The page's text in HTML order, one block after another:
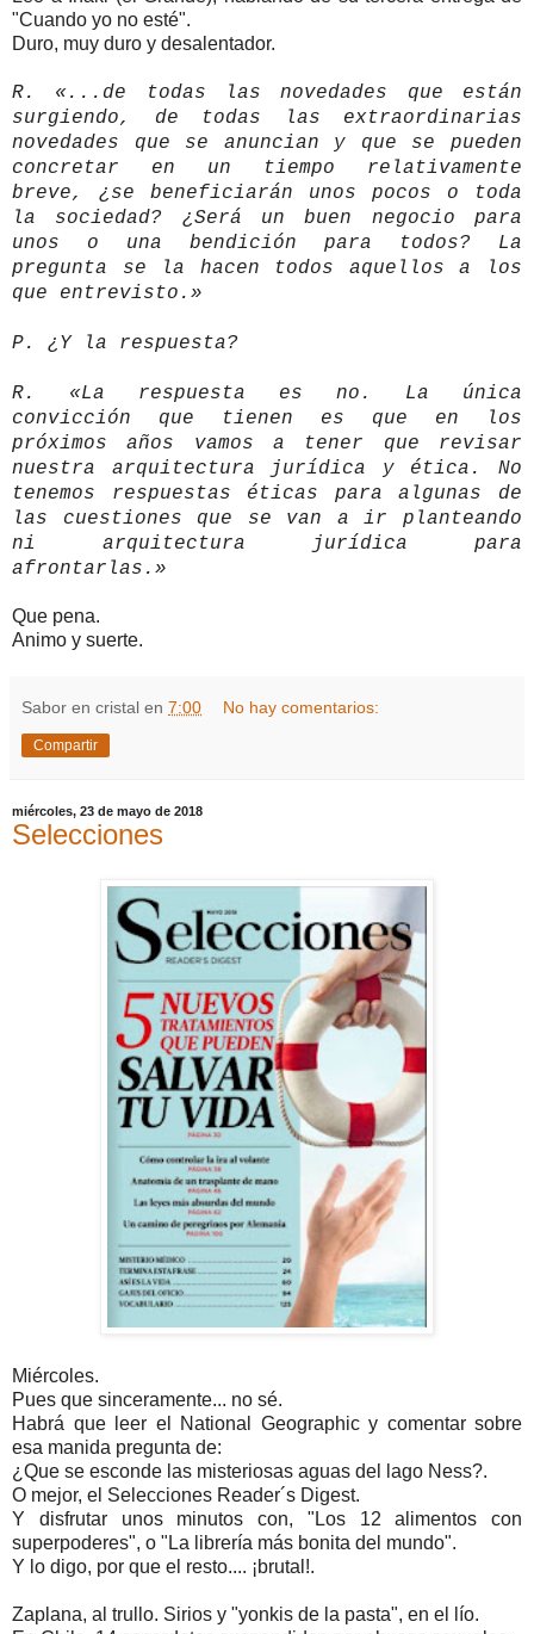
"Cuando yo no esté".
Duro, muy duro y desalentador.
R. «...de todas las novedades que están
surgiendo, de todas las extraordinarias
novedades que se anuncian y que se pueden
concretar en un tiempo relativamente
breve, ¿se beneficiarán unos pocos o toda
la sociedad? ¿Será un buen negocio para
unos o una bendición para todos? La
pregunta se la hacen todos aquellos a los
que entrevisto.»
P. ¿Y la respuesta?
R. «La respuesta es no. La única
convicción que tienen es que en los
próximos años vamos a tener que revisar
nuestra arquitectura jurídica y ética. No
tenemos respuestas éticas para algunas de
las cuestiones que se van a ir planteando
ni arquitectura jurídica para
afrontarlas.»
Que pena.
Animo y suerte.
Sabor en cristal en 7:00 No hay comentarios:
Compartir
miércoles, 23 de mayo de 2018
Selecciones
Miércoles.
Pues que sinceramente... no sé.
Habrá que leer el National Geographic y comentar sobre
esa manida pregunta de:
¿Que se esconde las misteriosas aguas del lago Ness?.
O mejor, el Selecciones Reader´s Digest.
Y disfrutar unos minutos con, "Los 12 alimentos con
superpoderes", o "La librería más bonita del mundo".
Y lo digo, por que el resto.... ¡brutal!.
Zaplana, al trullo. Sirios y "yonkis de la pasta", en el lío.